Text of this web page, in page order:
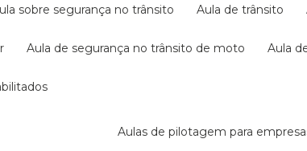
aula sobre segurança no trânsito aula de trânsito
aula de segurança no trânsito de moto aula
aulas de pilotagem para